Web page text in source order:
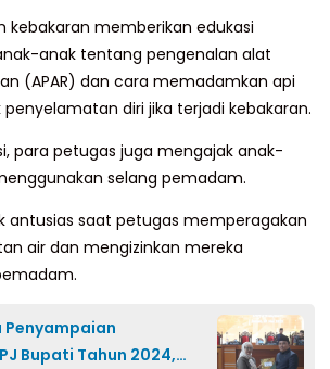
kebakaran memberikan edukasi
anak tentang pengenalan alat
(APAR) dan cara memadamkan api
diri jika terjadi kebakaran.
para petugas juga mengajak anak-
selang pemadam.
antusias saat petugas memperagakan
air dan mengizinkan mereka
Bupati Tahun 2024,